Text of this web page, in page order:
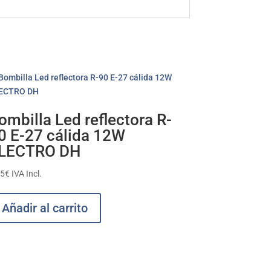
Led reflectora R-
E-27 cálida 12W
DH
€ IVA Incl.
Añadir al carrito